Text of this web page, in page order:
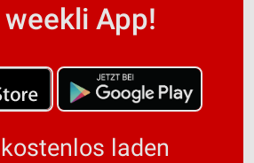
App!
laden